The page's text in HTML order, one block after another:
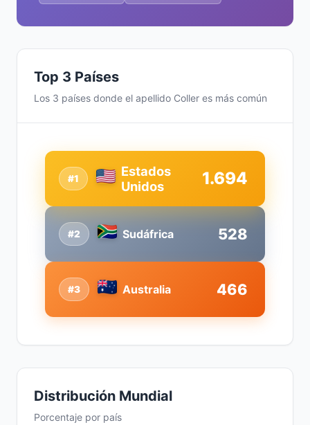
Top 3 Países
Los 3 países donde el apellido Coller es más común
#2 Sudáfrica 528
#1
Estados
Unidos
1.694
#3 Australia 466
Distribución Mundial
Porcentaje por país